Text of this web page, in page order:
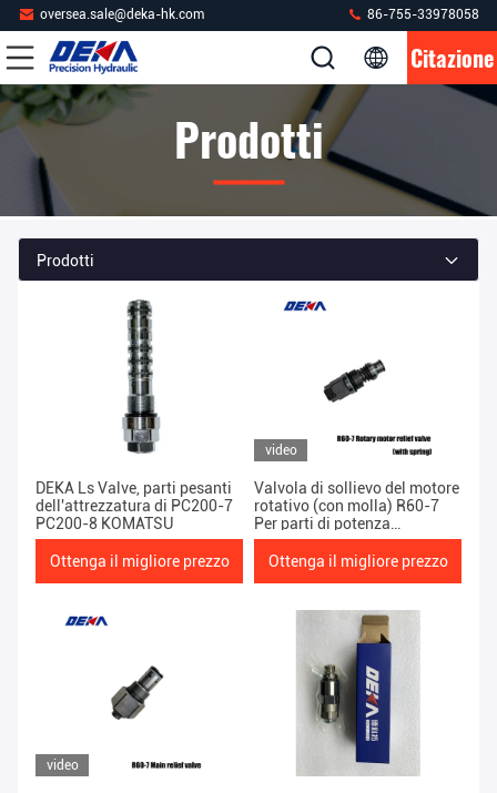
oversea.sale@deka-hk.com 86-755-33978058
Citazione
Prodotti
Prodotti
DEKA Ls Valve, parti pesanti
dell'attrezzatura di PC200-7
PC200-8 KOMATSU
Ottenga il migliore prezzo
video
Valvola di sollievo del motore
rotativo (con molla) R60-7
Per parti di potenza
attrezzature pesanti
Ottenga il migliore prezzo
video